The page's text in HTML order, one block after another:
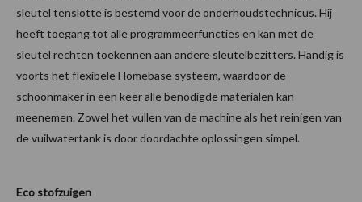
sleutel tenslotte is bestemd voor de onderhoudstechnicus. Hij
heeft toegang tot alle programmeerfuncties en kan met de
sleutel rechten toekennen aan andere sleutelbezitters. Handig is
voorts het flexibele Homebase systeem, waardoor de
schoonmaker in een keer alle benodigde materialen kan
meenemen. Zowel het vullen van de machine als het reinigen van
de vuilwatertank is door doordachte oplossingen simpel.
Eco stofzuigen